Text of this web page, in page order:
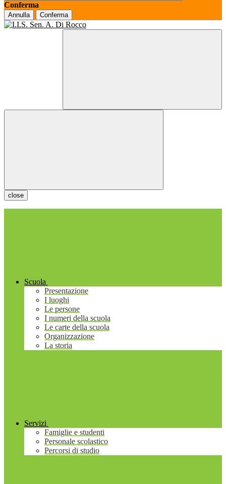
Conferma
Annulla Conferma
close
Scuola
Presentazione
I luoghi
Le persone
I numeri della scuola
Le carte della scuola
Organizzazione
La storia
Servizi
Famiglie e studenti
Personale scolastico
Percorsi di studio